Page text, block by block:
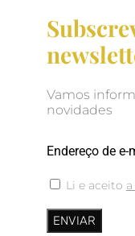
Vamos
novidades
Endereço de e-
Li e aceito
ENVIAR